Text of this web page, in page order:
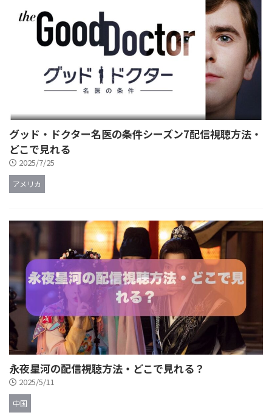
グッド・ドクター名医の条件シーズン7配信視聴方法・
どこで見れる
2025/7/25
アメリカ
永夜星河の配信視聴方法・どこで見れる？
2025/5/11
中国